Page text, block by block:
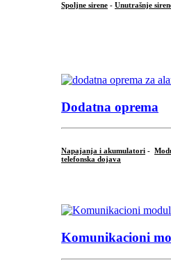
Spoljne sirene - Unutrašnje
Dodatna oprema
Napajanja i akumulatori -
telefonska dojava
Komunikacioni